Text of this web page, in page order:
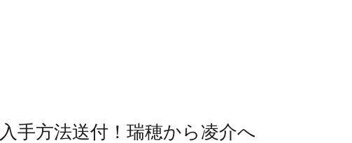
手方法送付！瑞穂から凌介へ